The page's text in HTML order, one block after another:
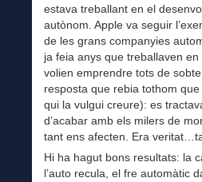
estava treballant en el
autònom. Apple va seguir
de les grans companyies
ja feia anys que treballaven
volien emprendre tots de
resposta que rebia tothom
qui la vulgui creure): es
d’acabar amb els milers de
tant ens afecten. Era
Hi ha hagut bons resultats: la
l’auto recula, el fre automàtic